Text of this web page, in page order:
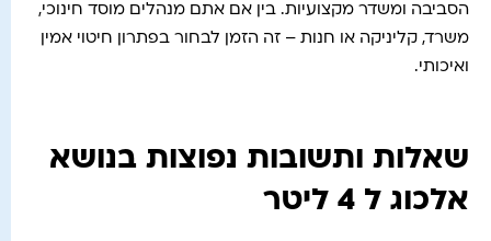
הסביבה ומשדר מקצועיות. בין אם אתם מנהלים מוסד חינוכי,
משרד, קליניקה או חנות – זה הזמן לבחור בפתרון חיטוי אמין
ואיכותי.
שאלות ותשובות נפוצות בנושא
אלכוג ל 4 ליטר